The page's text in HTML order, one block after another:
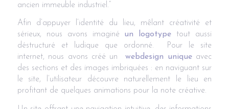
ancien immeuble industriel.”
Afin d’appuyer l’identité du lieu, mêlant créativité et
sérieux, nous avons imaginé un logotype tout aussi
déstructuré et ludique que ordonné. Pour le site
internet, nous avons créé unwebdesign uniqueavec
des sections et des images imbriquées : en naviguant sur
le site, l’utilisateur découvre naturellement le lieu en
profitant de quelques animations pour la note créative.